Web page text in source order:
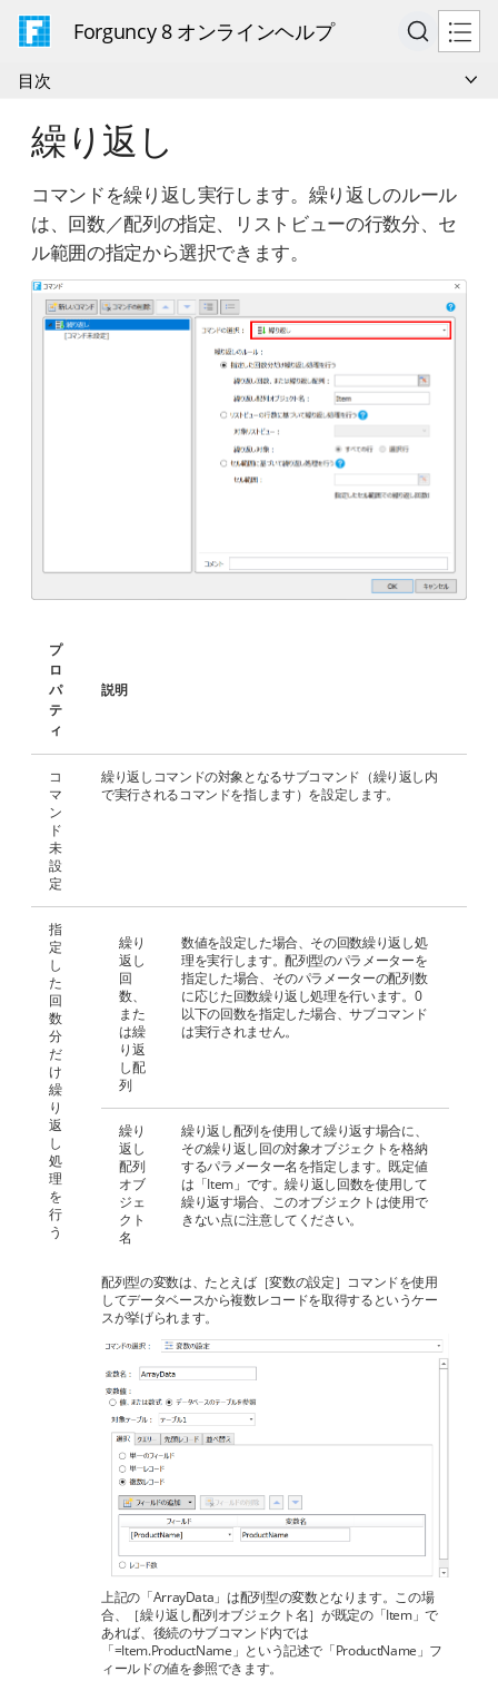
Forguncy 8 オンラインヘルプ
目次
繰り返し
コマンドを繰り返し実行します。繰り返しのルール
は、回数／配列の指定、リストビューの行数分、セ
ル範囲の指定から選択できます。
プ
ロ
パ
テ
ィ
説明
コ
マ
ン
ド
未
設
定
繰り返しコマンドの対象となるサブコマンド（繰り返し内
で実行されるコマンドを指します）を設定します。
指
定
し
た
回
数
分
だ
け
繰
り
返
し
処
理
を
行
う
繰り
返し
回
数、
また
は繰
り返
し配
列
数値を設定した場合、その回数繰り返し処
理を実行します。配列型のパラメーターを
指定した場合、そのパラメーターの配列数
に応じた回数繰り返し処理を行います。0
以下の回数を指定した場合、サブコマンド
は実行されません。
繰り
返し
配列
オブ
ジェ
クト
名
繰り返し配列を使用して繰り返す場合に、
その繰り返し回の対象オブジェクトを格納
するパラメーター名を指定します。既定値
は「Item」です。繰り返し回数を使用して
繰り返す場合、このオブジェクトは使用で
きない点に注意してください。
配列型の変数は、たとえば［変数の設定］コマンドを使用
してデータベースから複数レコードを取得するというケー
スが挙げられます。
上記の「ArrayData」は配列型の変数となります。この場
合、［繰り返し配列オブジェクト名］が既定の「Item」で
あれば、後続のサブコマンド内では
「=Item.ProductName」という記述で「ProductName」フ
ィールドの値を参照できます。